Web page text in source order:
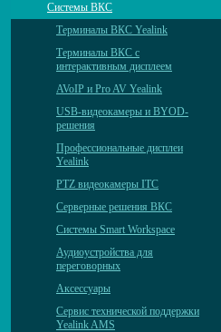
Системы ВКС
Терминалы ВКС Yealink
Терминалы ВКС с
интерактивным дисплеем
AVoIP и Pro AV Yealink
USB-видеокамеры и BYOD-
решения
Профессиональные дисплеи
Yealink
PTZ видеокамеры ITC
Серверные решения ВКС
Системы Smart Workspace
Аудиоустройства для
переговорных
Аксессуары
Сервис технической поддержки
Yealink AMS